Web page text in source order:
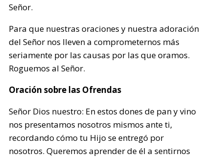
Señor.
Para que nuestras oraciones y nuestra adoración
del Señor nos lleven a comprometernos más
seriamente por las causas por las que oramos.
Roguemos al Señor.
Oración sobre las Ofrendas
Señor Dios nuestro: En estos dones de pan y vino
nos presentamos nosotros mismos ante ti,
recordando cómo tu Hijo se entregó por
nosotros. Queremos aprender de él a sentirnos